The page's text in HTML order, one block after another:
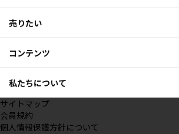
売りたい
コンテンツ
私たちについて
サイトマップ
会員規約
個人情報保護方針について